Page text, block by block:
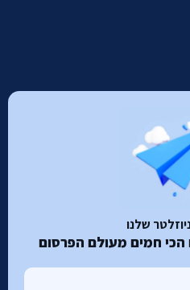
שלנו
הכי חמים מעולם הפרסום